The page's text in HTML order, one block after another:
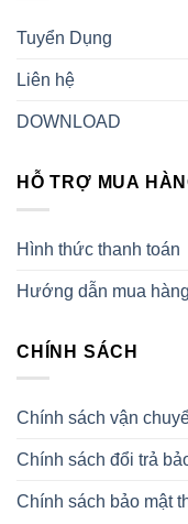
Tuyển Dụng
Liên hệ
DOWNLOAD
HỖ TRỢ MUA
Hình thức thanh toán
Hướng dẫn mua hàng
CHÍNH SÁCH
Chính sách vận
Chính sách đổi trả
Chính sách bảo mật